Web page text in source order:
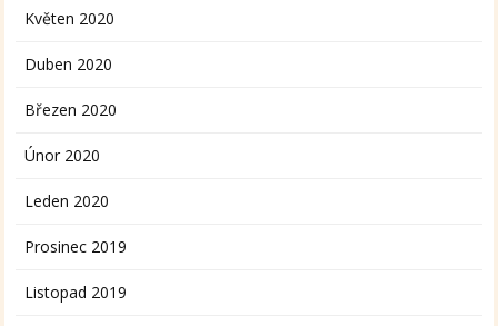
Květen 2020
Duben 2020
Březen 2020
Únor 2020
Leden 2020
Prosinec 2019
Listopad 2019